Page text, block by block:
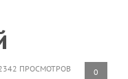
ПРОСМОТРОВ 0